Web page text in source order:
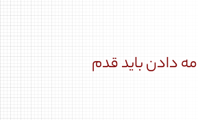
دادن باید قدم